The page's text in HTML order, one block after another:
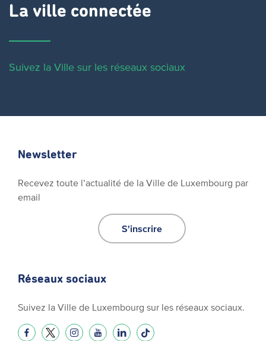
La ville connectée
Suivez la Ville sur les réseaux sociaux
Newsletter
Recevez toute l’actualité de la Ville de Luxembourg par
email
S'inscrire
Réseaux sociaux
Suivez la Ville de Luxembourg sur les réseaux sociaux.